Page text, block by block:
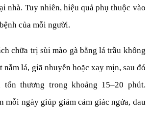
nhà. Tuy nhiên, hiệu quả phụ thuộc vào
của mỗi người.
chữa trị sùi mào gà bằng lá trầu không
nắm lá, giã nhuyễn hoặc xay mịn, sau đó
tổn thương trong khoảng 15–20 phút.
mỗi ngày giúp giảm cảm giác ngứa, đau